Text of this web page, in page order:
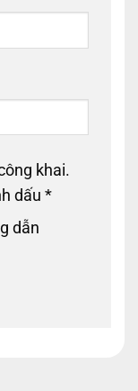
khai.
dấu *
dẫn